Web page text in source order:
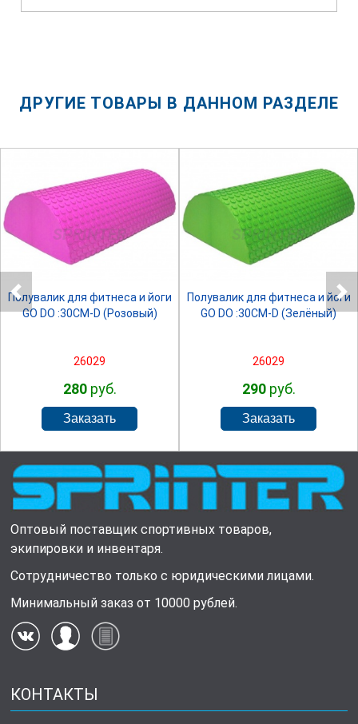
ДРУГИЕ ТОВАРЫ В ДАННОМ РАЗДЕЛЕ
SPRINTER
Полувалик для фитнеса и йоги
GO DO :30СМ-D (Розовый)
26029
280руб.
SPRINTER
Полувалик для фитнеса и йоги
GO DO :30СМ-D (Зелёный)
26029
290руб.
Оптовый поставщик спортивных товаров,
экипировки и инвентаря.
Сотрудничество только с юридическими лицами.
Минимальный заказ от 10000 рублей.
КОНТАКТЫ